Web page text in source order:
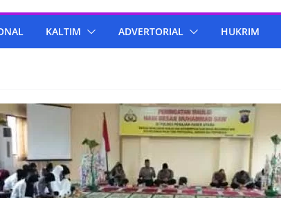
Lampu, Polres PPU Ringkus Pria
KALTIM ADVERTORIAL HUKRIM